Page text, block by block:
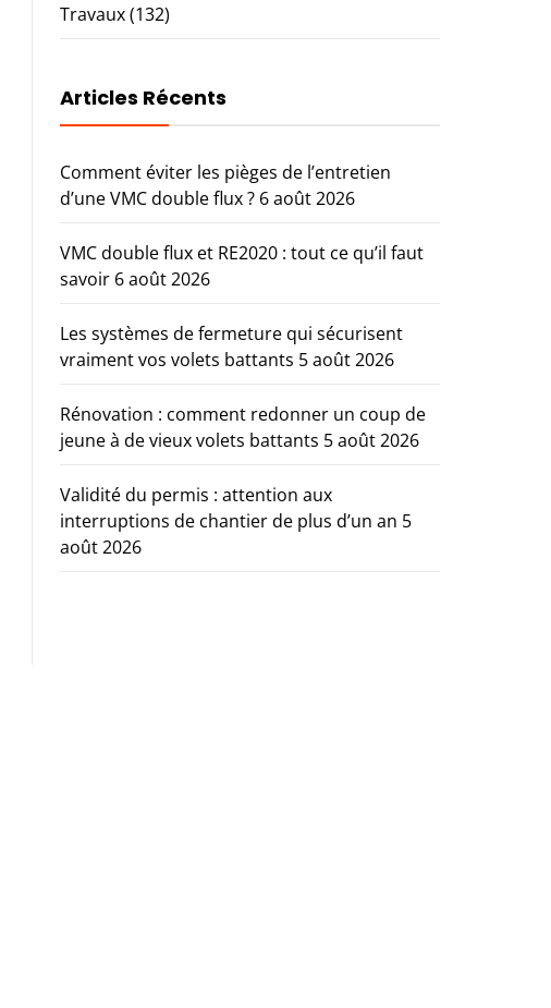
Travaux(132)
Articles Récents
Comment éviter les pièges de l’entretien
d’une VMC double flux ? 6 août 2026
VMC double flux et RE2020 : tout ce qu’il faut
savoir 6 août 2026
Les systèmes de fermeture qui sécurisent
vraiment vos volets battants 5 août 2026
Rénovation : comment redonner un coup de
jeune à de vieux volets battants 5 août 2026
Validité du permis : attention aux
interruptions de chantier de plus d’un an 5
août 2026